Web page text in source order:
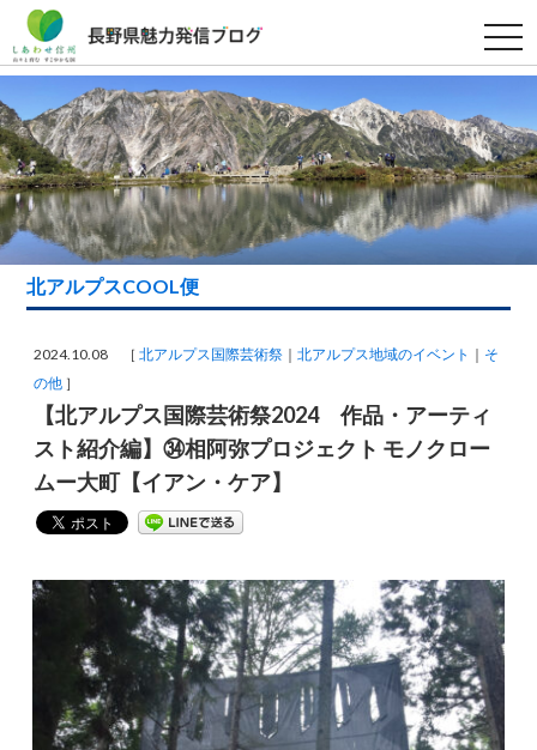
t
o
g
e
n
a
v
i
g
i
北アルプスCOOL便
2024.10.08 ［北アルプス国際芸術祭 北アルプス地域のイベント
そ
の他 ］
【北アルプス国際芸術祭2024 作品・アーティ
スト紹介編】㉞相阿弥プロジェクト モノクロー
ムー大町【イアン・ケア】